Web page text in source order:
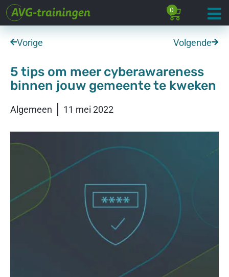
0
Vorige Volgende
5 tips om meer cyberawareness
binnen jouw gemeente te kweken
Algemeen 11 mei 2022